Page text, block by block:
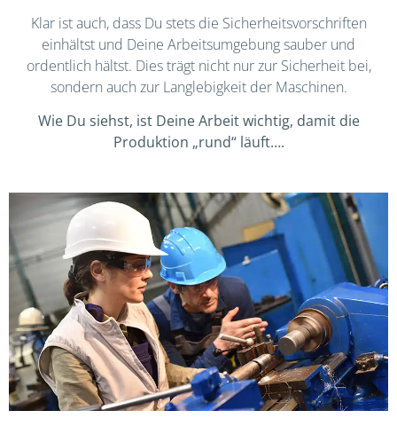
Klar ist auch, dass Du stets die Sicherheitsvorschriften
einhältst und Deine Arbeitsumgebung sauber und
ordentlich hältst. Dies trägt nicht nur zur Sicherheit bei,
sondern auch zur Langlebigkeit der Maschinen.
Wie Du siehst, ist Deine Arbeit wichtig, damit die
Produktion „rund“ läuft….